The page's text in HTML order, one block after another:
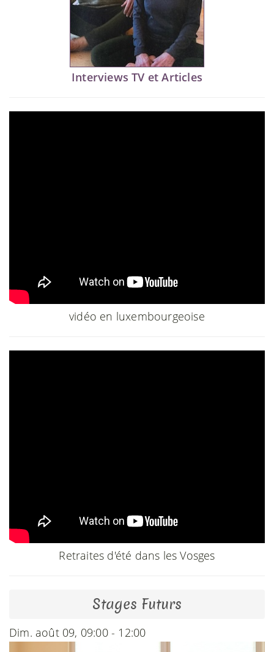
Interviews TV et Articles
vidéo en luxembourgeoise
Retraites d'été dans les Vosges
Stages Futurs
Dim. août 09, 09:00 - 12:00